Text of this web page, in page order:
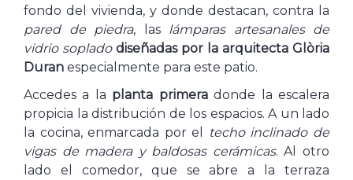
fondo del vivienda, y donde destacan, contra la
pared de piedra, las
lámparas artesanales de
vidrio soplado diseñadas por la arquitecta Glòria
Duran especialmente para este patio.
Accedes a la planta primeradonde la escalera
propicia la distribución de los espacios. A un lado
la cocina, enmarcada por el
techo inclinado de
vigas de madera y baldosas cerámicas. Al otro
lado el comedor, que se abre a la terraza